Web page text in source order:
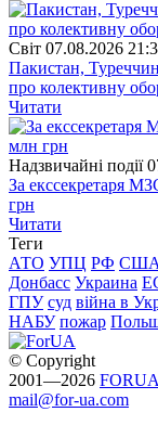
Свiт 07.08.2026
Пакистан,
про колективну
Читати
Надзвичайні події
За екссекретаря
грн
Читати
Теги
АТО УПЦ РФ США
Донбасс Украина
ГПУ суд війна в
НАБУ пожар
© Copyright
2001—2026 FORUA
mail@for-ua.com